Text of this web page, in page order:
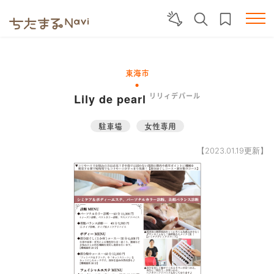
東海市
Lily de pearl リリィデパール
駐車場 女性専用
【2023.01.19更新】